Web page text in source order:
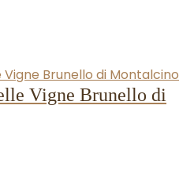
Vigne Brunello di